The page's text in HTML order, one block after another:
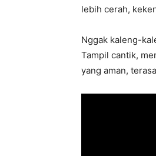
lebih cerah,
Nggak kaleng-
Tampil cantik,
yang aman,